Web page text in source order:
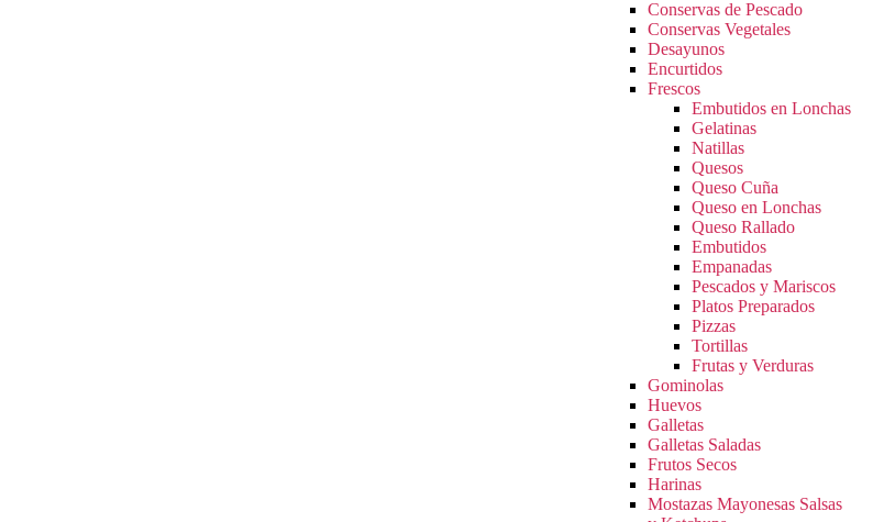
Conservas de Pescado
Conservas Vegetales
Desayunos
Encurtidos
Frescos
Embutidos en Lonchas
Gelatinas
Natillas
Quesos
Queso Cuña
Queso en Lonchas
Queso Rallado
Embutidos
Empanadas
Pescados y Mariscos
Platos Preparados
Pizzas
Tortillas
Frutas y Verduras
Gominolas
Huevos
Galletas
Galletas Saladas
Frutos Secos
Harinas
Mostazas Mayonesas Salsas